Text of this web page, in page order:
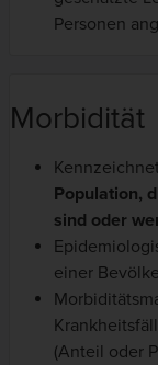
Personen
Morbidität
Population,
sind oder
einer
(Anteil oder